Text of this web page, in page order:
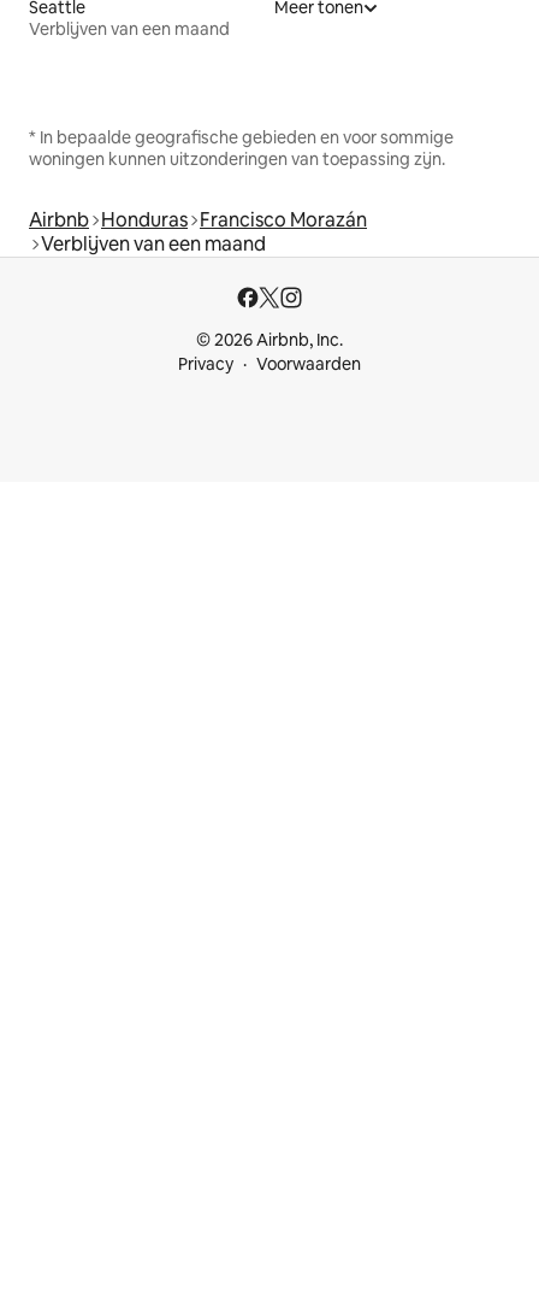
Seattle
Verblijven van een maand
Meer tonen
* In bepaalde geografische gebieden en voor sommige
woningen kunnen uitzonderingen van toepassing zijn.
Airbnb Honduras Francisco Morazán
Verblijven van een maand
© 2026 Airbnb, Inc.
Privacy
Voorwaarden